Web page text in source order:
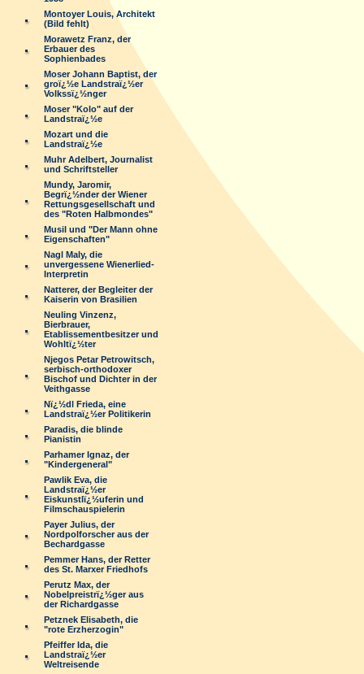
Montoyer Louis, Architekt
(Bild fehlt)
Morawetz Franz, der
Erbauer des
Sophienbades
Moser Johann Baptist, der
groï¿½e Landstraï¿½er
Volkssï¿½nger
Moser "Kolo" auf der
Landstraï¿½e
Mozart und die
Landstraï¿½e
Muhr Adelbert, Journalist
und Schriftsteller
Mundy, Jaromir,
Begrï¿½nder der Wiener
Rettungsgesellschaft und
des "Roten Halbmondes"
Musil und "Der Mann ohne
Eigenschaften"
Nagl Maly, die
unvergessene Wienerlied-
Interpretin
Natterer, der Begleiter der
Kaiserin von Brasilien
Neuling Vinzenz,
Bierbrauer,
Etablissementbesitzer und
Wohltï¿½ter
Njegos Petar Petrowitsch,
serbisch-orthodoxer
Bischof und Dichter in der
Veithgasse
Nï¿½dl Frieda, eine
Landstraï¿½er Politikerin
Paradis, die blinde
Pianistin
Parhamer Ignaz, der
"Kindergeneral"
Pawlik Eva, die
Landstraï¿½er
Eiskunstlï¿½uferin und
Filmschauspielerin
Payer Julius, der
Nordpolforscher aus der
Bechardgasse
Pemmer Hans, der Retter
des St. Marxer Friedhofs
Perutz Max, der
Nobelpreistrï¿½ger aus
der Richardgasse
Petznek Elisabeth, die
"rote Erzherzogin"
Pfeiffer Ida, die
Landstraï¿½er
Weltreisende